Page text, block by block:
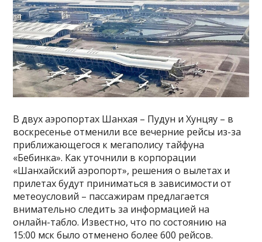
В двух аэропортах Шанхая – Пудун и Хунцяу – в
воскресенье отменили все вечерние рейсы из-за
приближающегося к мегаполису тайфуна
«Бебинка». Как уточнили в корпорации
«Шанхайский аэропорт», решения о вылетах и
прилетах будут приниматься в зависимости от
метеоусловий – пассажирам предлагается
внимательно следить за информацией на
онлайн-табло. Известно, что по состоянию на
15:00 мск было отменено более 600 рейсов.